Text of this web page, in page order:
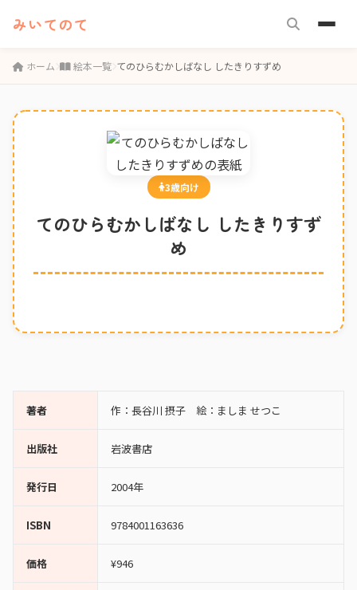
みいてのて
ホーム 絵本一覧 てのひらむかしばなし したきりすずめ
3歳向け
てのひらむかしばなし したきりすず
め
著者 作：長谷川 摂子 絵：ましま せつこ
出版社 岩波書店
発行日 2004年
ISBN 9784001163636
価格 ¥946